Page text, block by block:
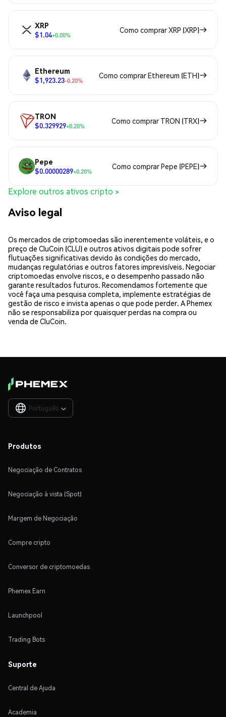
XRP
$1.04+0.00%
Como comprar XRP (XRP)
Ethereum
$1,923.23-0.20%
Como comprar Ethereum (ETH)
TRON
$0.329929+0.20%
Como comprar TRON (TRX)
Pepe
$0.00000289+0.20%
Como comprar Pepe (PEPE)
Explore outros ativos cripto >
Aviso legal
Os mercados de criptomoedas são inerentemente voláteis, e o
preço de CluCoin (CLU) e outros ativos digitais pode sofrer
flutuações significativas devido às condições do mercado,
mudanças regulatórias e outros fatores imprevisíveis. Negociar
criptomoedas envolve riscos, e o desempenho passado não
garante resultados futuros. Recomendamos fortemente que
você faça uma pesquisa completa, implemente estratégias de
gestão de risco e invista apenas o que pode perder. A Phemex
não se responsabiliza por quaisquer perdas na compra ou
venda de CluCoin.
Português 
Produtos
Negociação de Contratos
Negociação à vista (Spot)
Margem de Negociação
Compre cripto
Conversor de criptomoedas
Phemex Earn
Launchpool
Trading Bots
Suporte
Central de Ajuda
Academia